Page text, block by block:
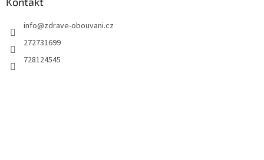
info@zdrave-obouvani.cz
272731699
728124545